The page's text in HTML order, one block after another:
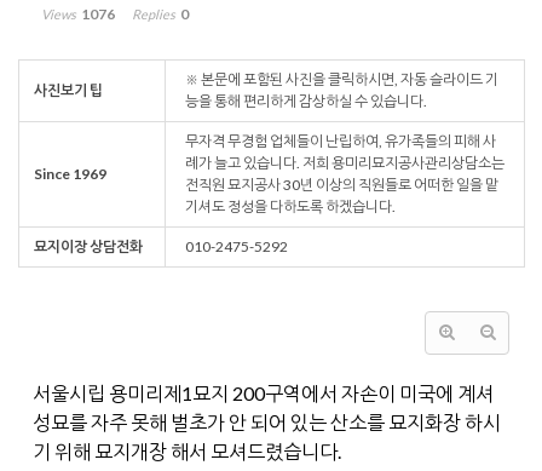
Views 1076 Replies 0
사진보기 팁
※ 본문에 포함된 사진을 클릭하시면, 자동 슬라이드 기
능을 통해 편리하게 감상하실 수 있습니다.
Since 1969
무자격 무경험 업체들이 난립하여, 유가족들의 피해 사
례가 늘고 있습니다. 저희 용미리묘지공사관리상담소는
전직원 묘지공사 30년 이상의 직원들로 어떠한 일을 맡
기셔도 정성을 다하도록 하겠습니다.
묘지이장 상담전화 010-2475-5292
서울시립 용미리제1묘지 200구역에서 자손이 미국에 계셔
성묘를 자주 못해 벌초가 안 되어 있는 산소를 묘지화장 하시
기 위해 묘지개장 해서 모셔드렸습니다.